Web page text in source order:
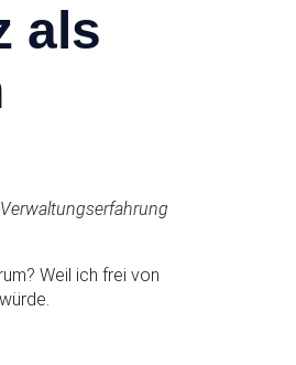
als
Weil ich frei von